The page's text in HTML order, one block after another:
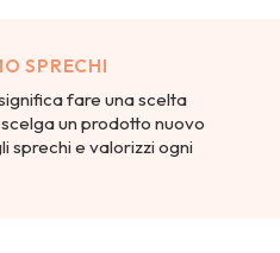
SPRECHI
fare una scelta
un prodotto nuovo
sprechi e valorizzi ogni